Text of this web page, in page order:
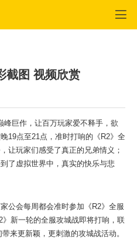
截图 视频欣赏
巨作，让百万玩家爱不释手，欲
19点至21点，准时打响的《R2》全
让玩家们感受了真正的兄弟情义；
了虚拟世界中，真实的快乐与悲
会每周都会准时参加《R2》全服
新一轮的全服攻城战即将打响，联
来更新颖，更刺激的攻城战活动。